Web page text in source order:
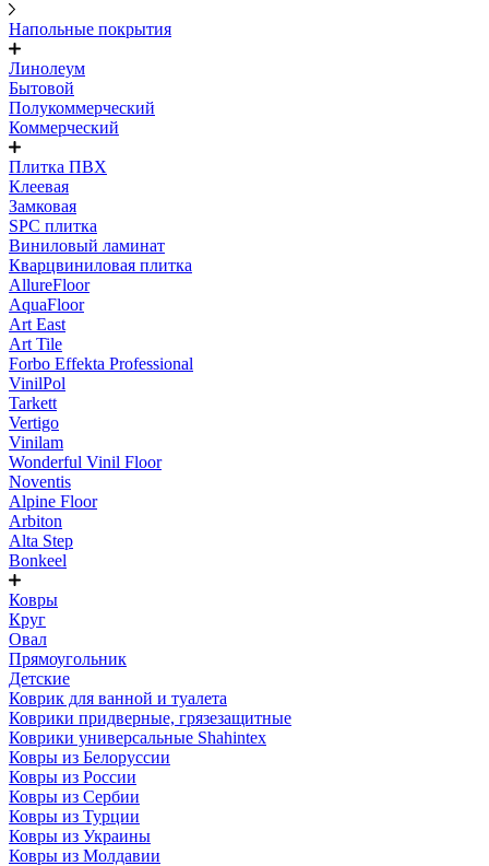
Напольные покрытия
Линолеум
Бытовой
Полукоммерческий
Коммерческий
Плитка ПВХ
Клеевая
Замковая
SPC плитка
Виниловый ламинат
Кварцвиниловая плитка
AllureFloor
AquaFloor
Art East
Art Tile
Forbo Effekta Professional
VinilPol
Tarkett
Vertigo
Vinilam
Wonderful Vinil Floor
Noventis
Alpine Floor
Arbiton
Alta Step
Bonkeel
Ковры
Круг
Овал
Прямоугольник
Детские
Коврик для ванной и туалета
Коврики придверные, грязезащитные
Коврики универсальные Shahintex
Ковры из Белоруссии
Ковры из России
Ковры из Сербии
Ковры из Турции
Ковры из Украины
Ковры из Молдавии